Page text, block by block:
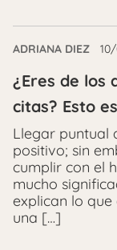
ADRIANA DIEZ
¿Eres de los
citas? Esto
Llegar puntual
positivo; sin
cumplir con el
mucho
explican lo
una […]